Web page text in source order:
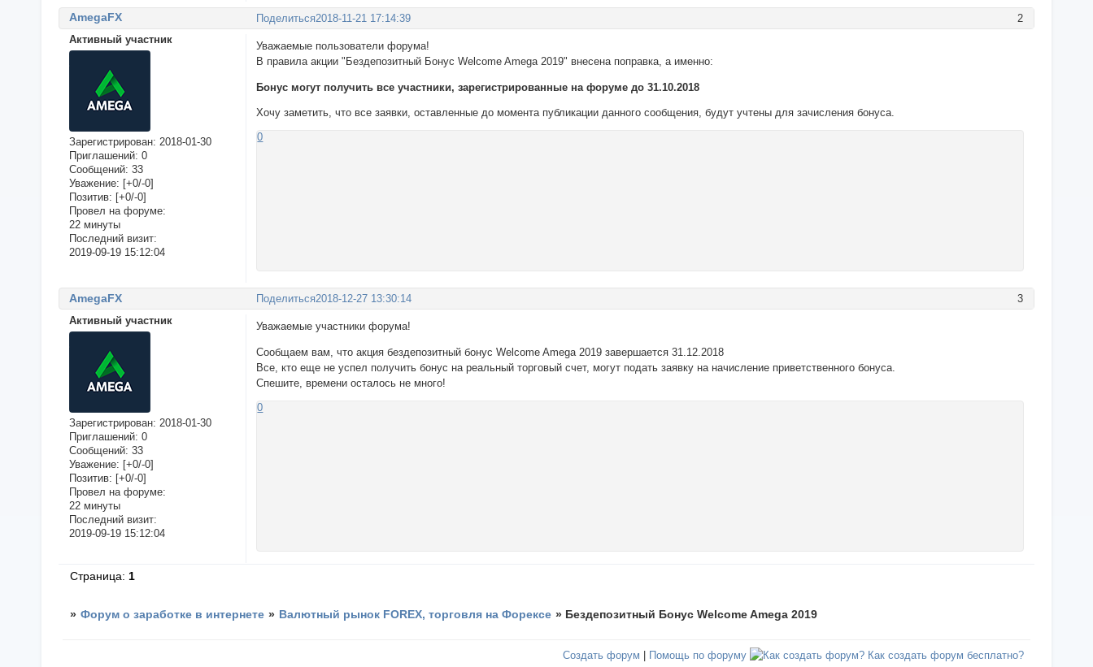
Поделиться 2
2018-11-21 17:14:39
AmegaFX
Активный участник
Зарегистрирован: 2018-01-30
Приглашений: 0
Сообщений: 33
Уважение: [+0/-0]
Позитив: [+0/-0]
Провел на форуме:
22 минуты
Последний визит:
2019-09-19 15:12:04
Уважаемые пользователи форума!
В правила акции "Бездепозитный Бонус Welcome Amega 2019" внесена поправка, а именно:
Бонус могут получить все участники, зарегистрированные на форуме до 31.10.2018
Хочу заметить, что все заявки, оставленные до момента публикации данного сообщения, будут учтены для зачисления бонуса.
0
Поделиться 3
2018-12-27 13:30:14
AmegaFX
Активный участник
Зарегистрирован: 2018-01-30
Приглашений: 0
Сообщений: 33
Уважение: [+0/-0]
Позитив: [+0/-0]
Провел на форуме:
22 минуты
Последний визит:
2019-09-19 15:12:04
Уважаемые участники форума!
Сообщаем вам, что акция бездепозитный бонус Welcome Amega 2019 завершается 31.12.2018
Все, кто еще не успел получить бонус на реальный торговый счет, могут подать заявку на начисление приветственного бонуса.
Спешите, времени осталось не много!
0
Страница: 1
» Форум о заработке в интернете » Валютный рынок FOREX, торговля на Форексе » Бездепозитный Бонус Welcome Amega 2019
Создать форум Помощь по форуму